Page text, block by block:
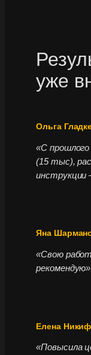
уже
Ольга
«С прошлого
(15 тыс),
инструкции
Яна
«Свою
Елена
«Повысила